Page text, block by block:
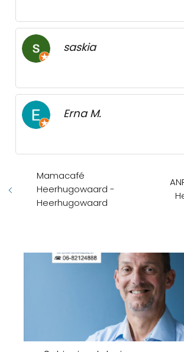
saskia
Erna M.
Mamacafé
Heerhugowaard -
Heerhugowaard